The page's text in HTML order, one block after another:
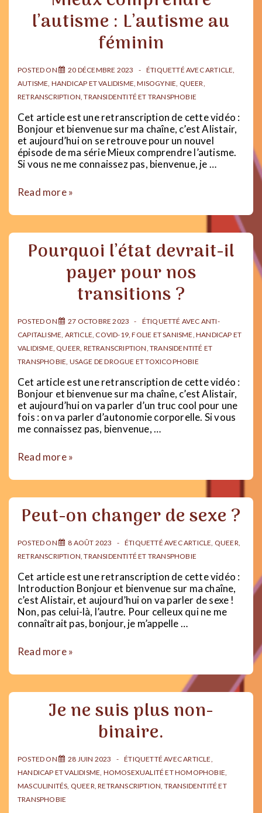
vocabulaire
«
inclusif
devient
transphobe
l’autisme : L’autisme au
féminin
POSTED ON 20 DÉCEMBRE 2023 ÉTIQUETTÉ AVECARTICLE,
AUTISME, HANDICAP ET VALIDISME,MISOGYNIE, QUEER,
RETRANSCRIPTION,TRANSIDENTITÉ ET TRANSPHOBIE
Cet article est une retranscription de cette vidéo :
Bonjour et bienvenue sur ma chaîne, c’est Alistair,
et aujourd’hui on se retrouve pour un nouvel
épisode de ma série Mieux comprendre l’autisme.
Si vous ne me connaissez pas, bienvenue, je …
Mieux
l’autisme
Read more »
Pourquoi l’état devrait-il
payer pour nos
transitions ?
POSTED ON 27 OCTOBRE 2023 ÉTIQUETTÉ AVEC ANTI-
CAPITALISME, ARTICLE, COVID-19,FOLIE ET SANISME,HANDICAP ET
VALIDISME, QUEER, RETRANSCRIPTION,TRANSIDENTITÉ ET
TRANSPHOBIE, USAGE DE DROGUE ET TOXICOPHOBIE
Cet article est une retranscription de cette vidéo :
Bonjour et bienvenue sur ma chaîne, c’est Alistair,
et aujourd’hui on va parler d’un truc cool pour une
fois : on va parler d’autonomie corporelle. Si vous
me connaissez pas, bienvenue, …
Pourquoi
devrait-
pour
transitions
Read more »
Peut-on changer de sexe ?
POSTED ON 8 AOÛT 2023 ÉTIQUETTÉ AVECARTICLE, QUEER,
RETRANSCRIPTION,TRANSIDENTITÉ ET TRANSPHOBIE
Cet article est une retranscription de cette vidéo :
Introduction Bonjour et bienvenue sur ma chaîne,
c’est Alistair, et aujourd’hui on va parler de sexe !
Non, pas celui-là, l’autre. Pour celleux qui ne me
connaîtrait pas, bonjour, je m’appelle …
Peut-
changer
Read more »
Je ne suis plus non-
binaire.
POSTED ON 28 JUIN 2023 ÉTIQUETTÉ AVECARTICLE,
HANDICAP ET VALIDISME, HOMOSEXUALITÉ ET HOMOPHOBIE,
MASCULINITÉS, QUEER,RETRANSCRIPTION, TRANSIDENTITÉ ET
TRANSPHOBIE